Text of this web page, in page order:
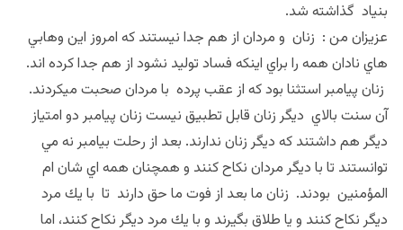
بنياد گذاشته شد.
عزيزان من : زنان و مردان از هم جدا نيستند كه امروز اين وهابي
هاي نادان همه را براي اينكه فساد توليد نشود از هم جدا كرده اند.
زنان پيامبر استثنا بود كه از عقب پرده با مردان صحبت ميكردند.
آن سنت بالاي ديگر زنان قابل تطبيق نيست زنان پيامبر دو امتياز
ديگر هم داشتند كه ديگر زنان ندارند. بعد از رحلت بيامبر نه مي
توانستند تا با ديگر مردان نكاح كنند و همچنان همه اي شان ام
المؤمنين بودند. زنان ما بعد از فوت ما حق دارند تا با يك مرد
ديگر نكاح كنند و يا طلاق بگيرند و با يك مرد ديگر نكاح كنند، اما